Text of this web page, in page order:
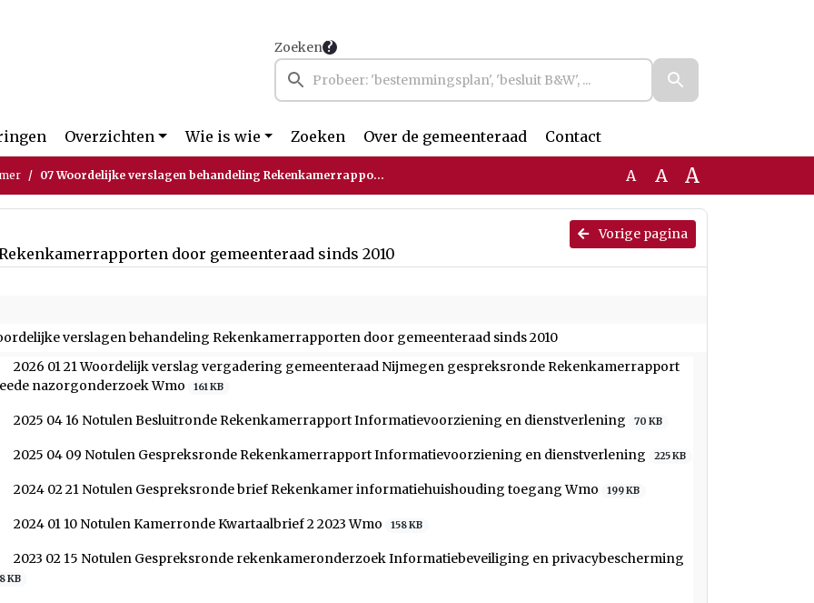
Zoeken
Overzichten Wie is wie Zoeken Over de gemeenteraad Contact
07 Woordelijke verslagen behandeling Rekenkamerrapporten door gemeenteraad sinds 2010 A A A
Vorige pagina
door gemeenteraad sinds 2010
verslagen behandeling Rekenkamerrapporten door gemeenteraad sinds 2010
2026 01 21 Woordelijk verslag vergadering gemeenteraad Nijmegen gespreksronde Rekenkamerrapport
nazorgonderzoek Wmo
161 KB
2025 04 16 Notulen Besluitronde Rekenkamerrapport Informatievoorziening en dienstverlening 70 KB
2025 04 09 Notulen Gespreksronde Rekenkamerrapport Informatievoorziening en dienstverlening 225 KB
2024 02 21 Notulen Gespreksronde brief Rekenkamer informatiehuishouding toegang Wmo 199 KB
2024 01 10 Notulen Kamerronde Kwartaalbrief 2 2023 Wmo 158 KB
2023 02 15 Notulen Gespreksronde rekenkameronderzoek Informatiebeveiliging en privacybescherming
KB